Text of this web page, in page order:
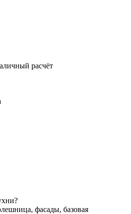
расчёт
фасады, базовая